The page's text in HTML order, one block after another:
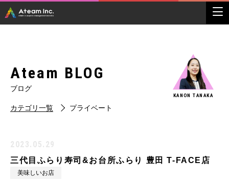
Ateam BLOG
ブログ
カテゴリ一覧 プライベート
三代目ふらり寿司&お台所ふらり 豊田 T-FACE店
KANON TANAKA
美味しいお店